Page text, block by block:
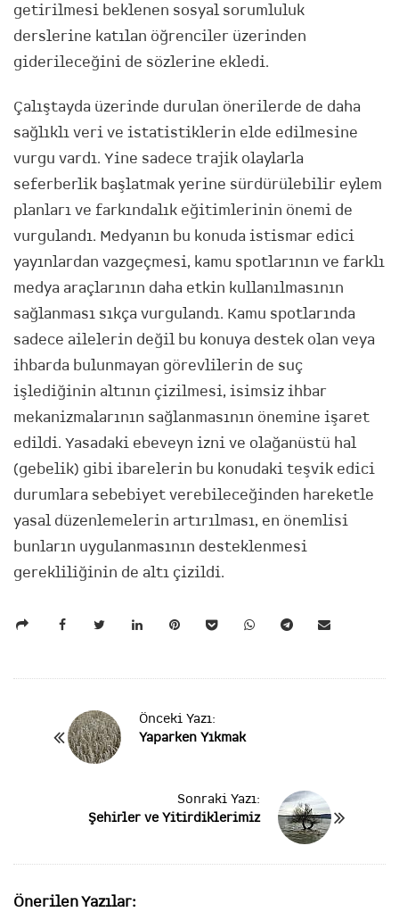
getirilmesi beklenen sosyal sorumluluk
derslerine katılan öğrenciler üzerinden
giderileceğini de sözlerine ekledi.
Çalıştayda üzerinde durulan önerilerde de daha
sağlıklı veri ve istatistiklerin elde edilmesine
vurgu vardı. Yine sadece trajik olaylarla
seferberlik başlatmak yerine sürdürülebilir eylem
planları ve farkındalık eğitimlerinin önemi de
vurgulandı. Medyanın bu konuda istismar edici
yayınlardan vazgeçmesi, kamu spotlarının ve farklı
medya araçlarının daha etkin kullanılmasının
sağlanması sıkça vurgulandı. Kamu spotlarında
sadece ailelerin değil bu konuya destek olan veya
ihbarda bulunmayan görevlilerin de suç
işlediğinin altının çizilmesi, isimsiz ihbar
mekanizmalarının sağlanmasının önemine işaret
edildi. Yasadaki ebeveyn izni ve olağanüstü hal
(gebelik) gibi ibarelerin bu konudaki teşvik edici
durumlara sebebiyet verebileceğinden hareketle
yasal düzenlemelerin artırılması, en önemlisi
bunların uygulanmasının desteklenmesi
gerekliliğinin de altı çizildi.
Önceki Yazı:
Yaparken Yıkmak
Sonraki Yazı:
Şehirler ve Yitirdiklerimiz
Önerilen Yazılar: